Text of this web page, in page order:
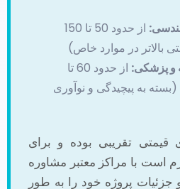
از حدود 50 تا 150
بالاتر در موارد خاص)
و پزشکی:
از حدود 60 تا
(بسته به پیچیدگی و نوآوری
قیمتی تقریبی بوده و برای
است با مراکز معتبر مشاوره
پروژه خود را به طور